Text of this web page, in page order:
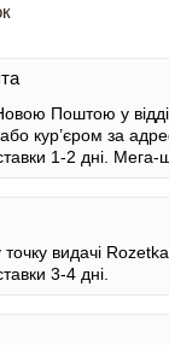
Поштою у
кур’єром за
1-2 дні. Мега-
точку видачі
3-4 дні.